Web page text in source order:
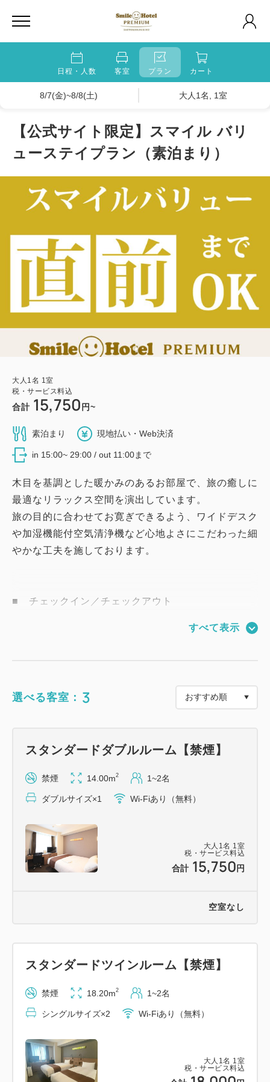
日程・人数 客室 プラン カート
8/7(金)~8/8(土) 大人1名, 1室
【公式サイト限定】スマイル バリ
ューステイプラン（素泊まり）
大人 1 名 1 室
税・サービス料込
合計 15,750 円~
素泊まり 現地払い・Web決済
in 15:00~ 29:00 / out 11:00まで
木目を基調とした暖かみのあるお部屋で、旅の癒しに
最適なリラックス空間を演出しています。
旅の目的に合わせてお寛ぎできるよう、ワイドデスク
や加湿機能付空気清浄機など心地よさにこだわった細
やかな工夫を施しております。
■ チェックイン／チェックアウト
■ 部屋設備・館内施設・サービスのポイント
----------------------------------------------
・全部屋に加湿機能付空気清浄機完備
・ベッドフレーム＆デスク上にUSBポート
・インターネット接続（有線LAN、Wi-Fi）
・ズボンプレッサー（無料・各フロアに完備）
・レンタルパソコン（有料）
場所：1階 朝食会場
時間：6:30～10:00（最終入場9:30）
料金：大人2,000円 小人1，000円 5歳以下無料
■駐車場＊＊必ずお読みください＊＊
すべて表示
選べる客室： 3
大人 1 名 1 室
税・サービス料込
合計 15,750 円
スタンダードダブルルーム【禁煙】
禁煙 14.00m2 1~2名
ダブルサイズ×1 Wi-Fiあり（無料）
空室なし
大人 1 名 1 室
税・サービス料込
スタンダードツインルーム【禁煙】
禁煙 18.20m2 1~2名
シングルサイズ×2 Wi-Fiあり（無料）